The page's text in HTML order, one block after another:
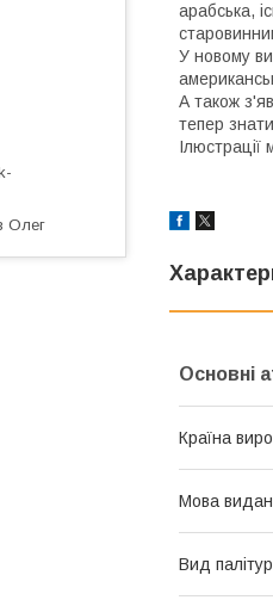
арабська,
У новому
А також
тепер
Основні
Країна
Мова
Вид
Олег